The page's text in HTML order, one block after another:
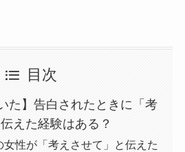
目次
た】告白されたときに「考
えた経験はある？
女性が「考えさせて」と伝えた